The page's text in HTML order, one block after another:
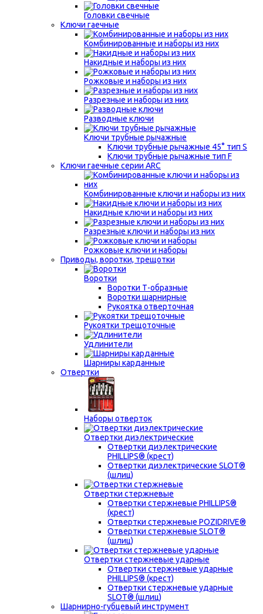
Головки свечные
Ключи гаечные
Комбинированные и наборы из них
Накидные и наборы из них
Рожковые и наборы из них
Разрезные и наборы из них
Разводные ключи
Ключи трубные рычажные
Ключи трубные рычажные 45° тип S
Ключи трубные рычажные тип F
Ключи гаечные серии ARC
Комбинированные ключи и наборы из них
Накидные ключи и наборы из них
Разрезные ключи и наборы из них
Рожковые ключи и наборы
Приводы, воротки, трещотки
Воротки
Воротки Т-образные
Воротки шарнирные
Рукоятка отверточная
Рукоятки трещоточные
Удлинители
Шарниры карданные
Отвертки
Наборы отверток
Отвертки диэлектрические
Отвертки диэлектрические
PHILLIPS® (крест)
Отвертки диэлектрические SLOT®
(шлиц)
Отвертки стержневые
Отвертки стержневые PHILLIPS®
(крест)
Отвертки стержневые POZIDRIVE®
Отвертки стержневые SLOT®
(шлиц)
Отвертки стержневые ударные
Отвертки стержневые ударные
PHILLIPS® (крест)
Отвертки стержневые ударные
SLOT® (шлиц)
Шарнирно-губцевый инструмент